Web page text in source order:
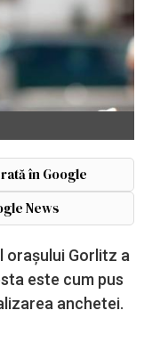
în Google
News
orașului Gorlitz a
este cum pus
anchetei.